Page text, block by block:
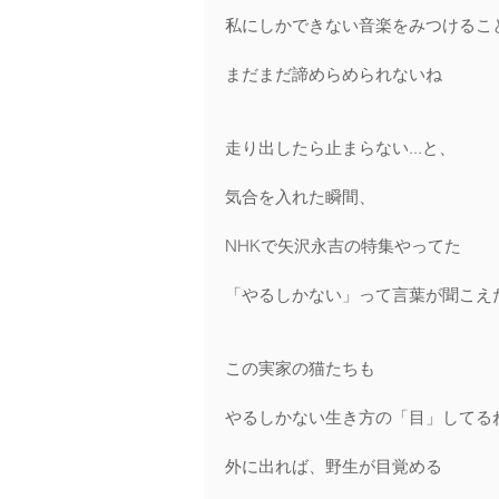
私にしかできない音楽をみつけるこ
まだまだ諦めらめられないね
走り出したら止まらない...と、
気合を入れた瞬間、
NHKで矢沢永吉の特集やってた
「やるしかない」って言葉が聞こえ
この実家の猫たちも
やるしかない生き方の「目」してる
外に出れば、野生が目覚める